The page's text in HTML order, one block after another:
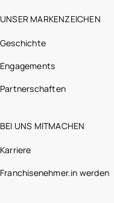
UNSER MARKENZEICHEN
Geschichte
Engagements
Partnerschaften
BEI UNS MITMACHEN
Karriere
Franchisenehmer.in werden